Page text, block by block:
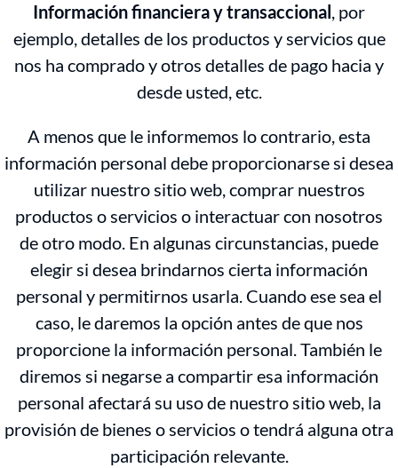
Información financiera y transaccional, por
ejemplo, detalles de los productos y servicios que
nos ha comprado y otros detalles de pago hacia y
desde usted, etc.
A menos que le informemos lo contrario, esta
información personal debe proporcionarse si desea
utilizar nuestro sitio web, comprar nuestros
productos o servicios o interactuar con nosotros
de otro modo. En algunas circunstancias, puede
elegir si desea brindarnos cierta información
personal y permitirnos usarla. Cuando ese sea el
caso, le daremos la opción antes de que nos
proporcione la información personal. También le
diremos si negarse a compartir esa información
personal afectará su uso de nuestro sitio web, la
provisión de bienes o servicios o tendrá alguna otra
participación relevante.